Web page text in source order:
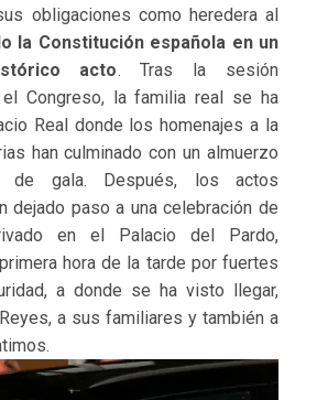
obligaciones como heredera al
la Constitución española en un
acto. Tras la sesión
el Congreso, la familia real se ha
Real donde los homenajes a la
han culminado con un almuerzo
de gala. Después, los actos
dejado paso a una celebración de
en el Palacio del Pardo,
hora de la tarde por fuertes
a donde se ha visto llegar,
a sus familiares y también a